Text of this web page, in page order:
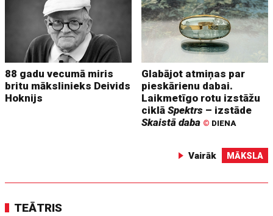
88 gadu vecumā miris
britu mākslinieks Deivids
Hoknijs
Glabājot atmiņas par
pieskārienu dabai.
Laikmetīgo rotu izstāžu
ciklāSpektrs – izstāde
Skaistā daba © DIENA
Vairāk MĀKSLA
TEĀTRIS